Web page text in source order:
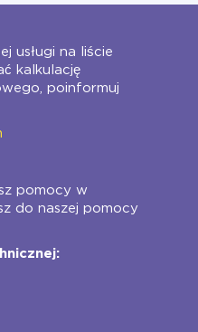
usługi na liście
kalkulację
poinformuj
pomocy w
do naszej pomocy